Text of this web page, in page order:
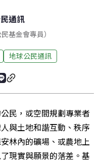
通訊
基金會專員）
地球公民通訊
民，或空間規劃專業者
與土地和諧互動、秩序
林內的礦場、或農地上
現實與願景的落差。基